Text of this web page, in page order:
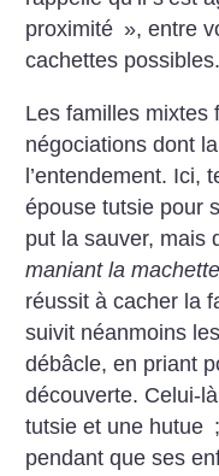
proximité », entre
cachettes possibles.
Les familles mixtes
négociations dont
l’entendement. Ici,
épouse tutsie pour
put la sauver, mais
maniant la
réussit à cacher la
suivit néanmoins
débâcle, en priant
découverte. Celui-
tutsie et une hutue
pendant que ses